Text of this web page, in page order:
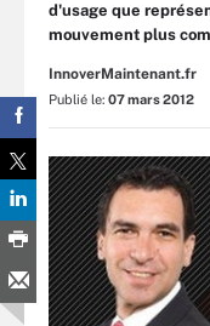
d'usage que
mouvement plus
InnoverMaintenant.fr
Publié le: 07 mars 2012